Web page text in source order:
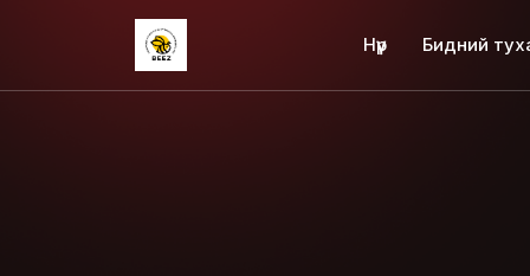
Нүүр Бидний